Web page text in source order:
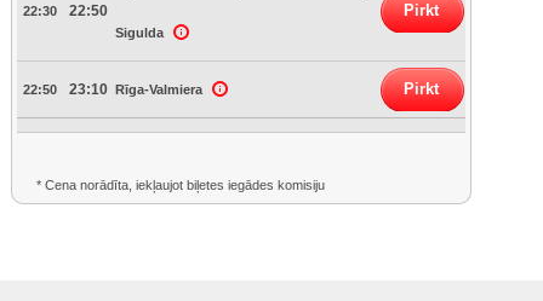
22:30 22:50
Sigulda
Pirkt
22:50 23:10 Rīga-Valmiera Pirkt
* Cena norādīta, iekļaujot biļetes iegādes komisiju